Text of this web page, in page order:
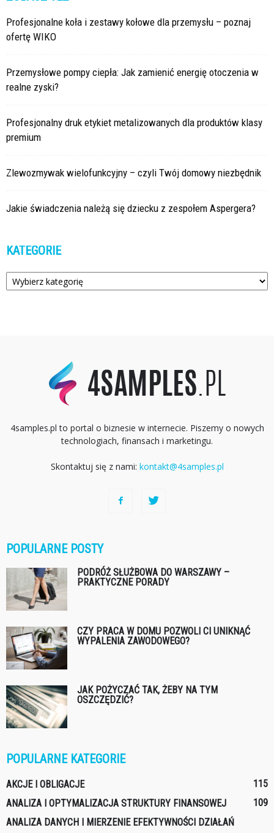
Profesjonalne koła i zestawy kołowe dla przemysłu – poznaj
ofertę WIKO
Przemysłowe pompy ciepła: Jak zamienić energię otoczenia w
realne zyski?
Profesjonalny druk etykiet metalizowanych dla produktów klasy
premium
Zlewozmywak wielofunkcyjny – czyli Twój domowy niezbędnik
Jakie świadczenia należą się dziecku z zespołem Aspergera?
KATEGORIE
Kategorie
4samples.pl to portal o biznesie w internecie. Piszemy o nowych
technologiach, finansach i marketingu.
Skontaktuj się z nami: kontakt@4samples.pl
POPULARNE POSTY
PODRÓŻ SŁUŻBOWA DO WARSZAWY –
PRAKTYCZNE PORADY
CZY PRACA W DOMU POZWOLI CI UNIKNĄĆ
WYPALENIA ZAWODOWEGO?
JAK POŻYCZAĆ TAK, ŻEBY NA TYM
OSZCZĘDZIĆ?
POPULARNE KATEGORIE
AKCJE I OBLIGACJE
115
ANALIZA I OPTYMALIZACJA STRUKTURY FINANSOWEJ
109
ANALIZA DANYCH I MIERZENIE EFEKTYWNOŚCI DZIAŁAŃ